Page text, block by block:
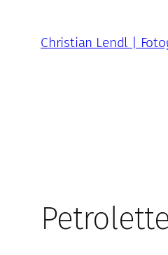
springen
Christian Lendl |